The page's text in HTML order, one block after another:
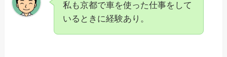
私も京都で車を使った仕事をして
いるときに経験あり。